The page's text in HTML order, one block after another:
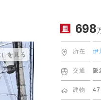
新着物件お知らせメール
相場データ提供サービス
買替えシミュレーション
買替え成功のポイント
AI査定＋チャット相談
相場データ提供サービス
買替えシミュレーション
ウィルの中古×リフォームの本
知っておきたいトラブル
購入時・購入後のサポート
リフォームするときに役立つ
豊中市
吹田市
豊能郡豊能町
江坂営業所
茨木営業所
高槻営業所
投資家の皆様へ
決算発表
IRカレンダー
698
を⾒る 所在 伊
交通
建物